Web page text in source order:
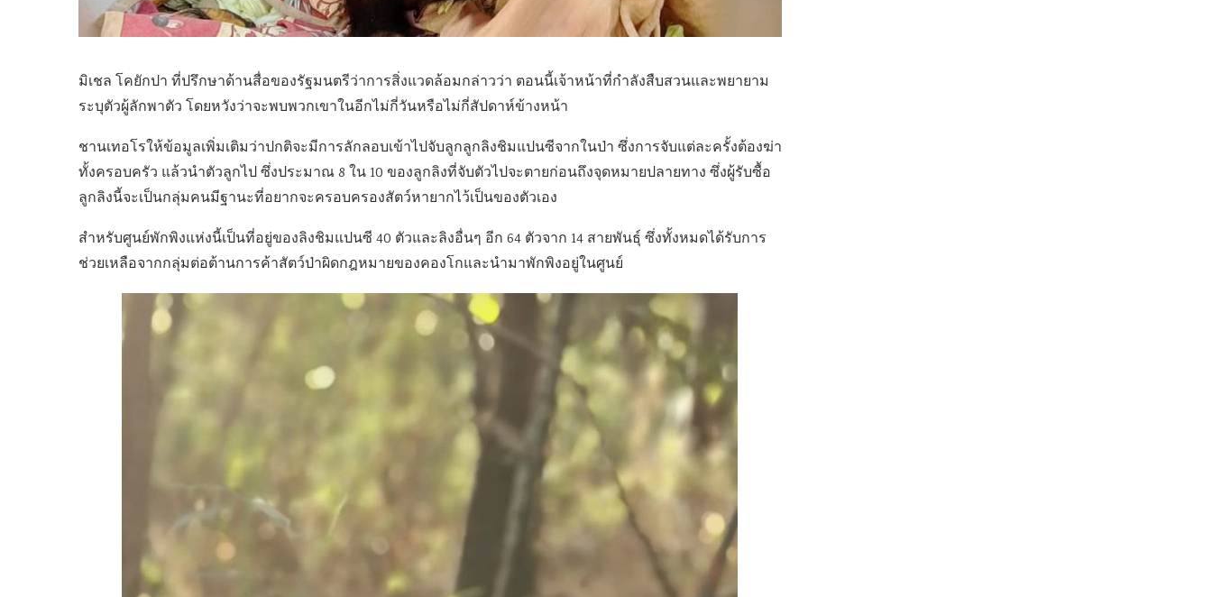
มิเชล โคยักปา ที่ปรึกษาด้านสื่อของรัฐมนตรีว่าการสิ่งแวดล้อมกล่าวว่า ตอนนี้เจ้าหน้าที่กำลังสืบสวนและพยายาม
ระบุตัวผู้ลักพาตัว โดยหวังว่าจะพบพวกเขาในอีกไม่กี่วันหรือไม่กี่สัปดาห์ข้างหน้า
ชานเทอโรให้ข้อมูลเพิ่มเติมว่าปกติจะมีการลักลอบเข้าไปจับลูกลูกลิงชิมแปนซีจากในป่า ซึ่งการจับแต่ละครั้งต้องฆ่า
ทั้งครอบครัว แล้วนำตัวลูกไป ซึ่งประมาณ 8 ใน 10 ของลูกลิงที่จับตัวไปจะตายก่อนถึงจุดหมายปลายทาง ซึ่งผู้รับซื้อ
ลูกลิงนี้จะเป็นกลุ่มคนมีฐานะที่อยากจะครอบครองสัตว์หายากไว้เป็นของตัวเอง
สำหรับศูนย์พักพิงแห่งนี้เป็นที่อยู่ของลิงชิมแปนซี 40 ตัวและลิงอื่นๆ อีก 64 ตัวจาก 14 สายพันธุ์ ซึ่งทั้งหมดได้รับการ
ช่วยเหลือจากกลุ่มต่อต้านการค้าสัตว์ป่าผิดกฎหมายของคองโกและนำมาพักพิงอยู่ในศูนย์